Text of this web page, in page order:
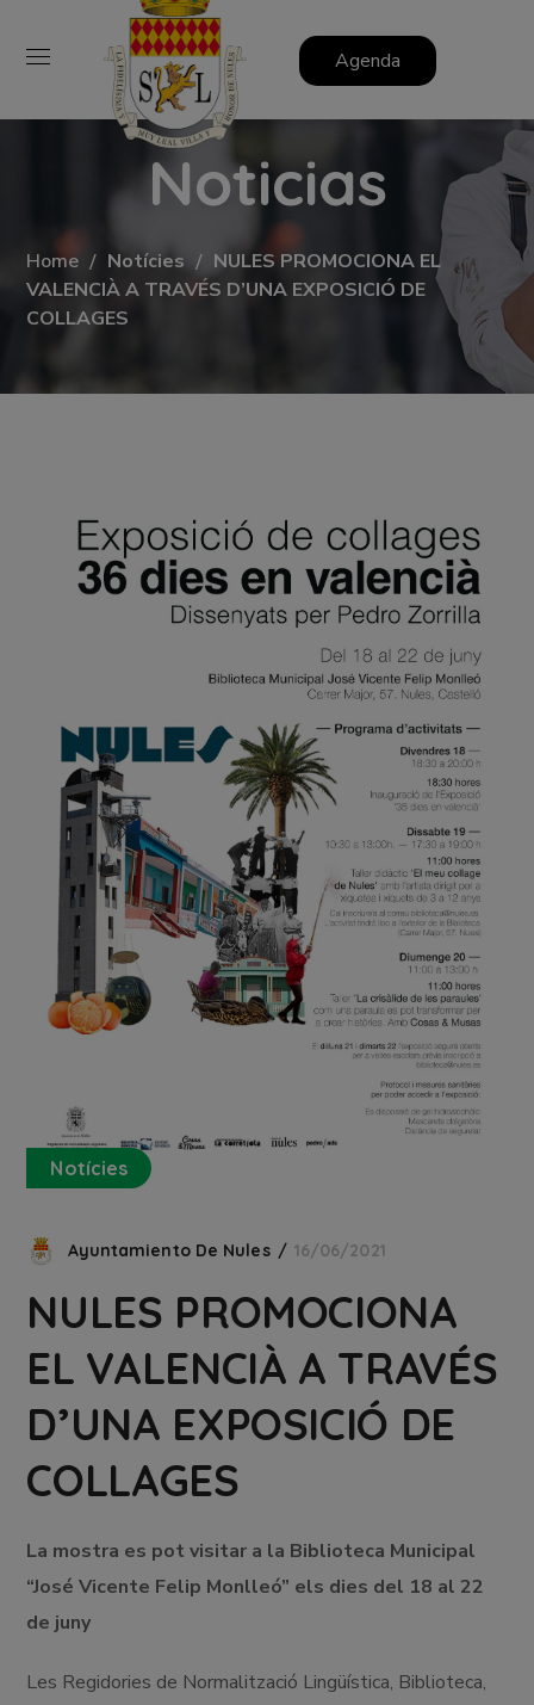
Agenda
Noticias
Home Notícies
NULES PROMOCIONA EL
VALENCIÀ A TRAVÉS D’UNA EXPOSICIÓ DE
COLLAGES
Notícies
Ayuntamiento De Nules 16/06/2021
NULES PROMOCIONA
EL VALENCIÀ A TRAVÉS
D’UNA EXPOSICIÓ DE
COLLAGES
La mostra es pot visitar a la Biblioteca Municipal
“José Vicente Felip Monlleó” els dies del 18 al 22
de juny
Les Regidories de Normalització Lingüística, Biblioteca,